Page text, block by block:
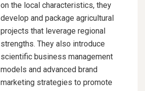
on the local characteristics, they
develop and package agricultural
projects that leverage regional
strengths. They also introduce
scientific business management
models and advanced brand
marketing strategies to promote